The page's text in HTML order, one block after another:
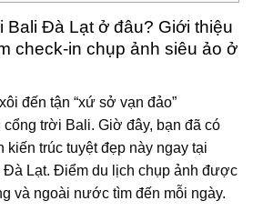
Bali Đà Lạt ở đâu? Giới thiệu
check-in chụp ảnh siêu ảo ở
đến tận “xứ sở vạn đảo”
cổng trời Bali. Giờ đây, bạn đã có
kiến trúc tuyệt đẹp này ngay tại
Lạt. Điểm du lịch chụp ảnh được
và ngoài nước tìm đến mỗi ngày.